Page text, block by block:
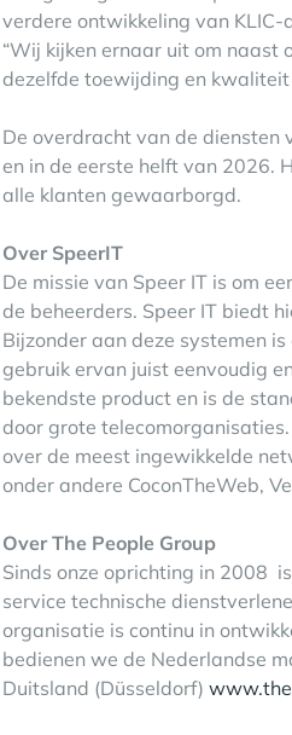
verdere ontwikkeling van KLIC-
“Wij kijken ernaar uit om naast
dezelfde toewijding en kwaliteit
De overdracht van de diensten
en in de eerste helft van 2026.
alle klanten gewaarborgd.
Over SpeerIT
De missie van Speer IT is om
de beheerders. Speer IT biedt
Bijzonder aan deze systemen
gebruik ervan juist eenvoudig
bekendste product en is de
door grote
over de meest ingewikkelde
onder andere CoconTheWeb,
Over The People Group
Sinds onze oprichting in 2008
service technische
organisatie is continu in
bedienen we de Nederlandse
Duitsland (Düsseldorf)